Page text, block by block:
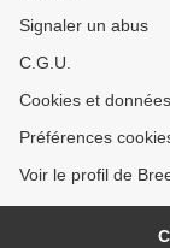
Signaler un abus
C.G.U.
Cookies et
Préférences
Voir le profil de